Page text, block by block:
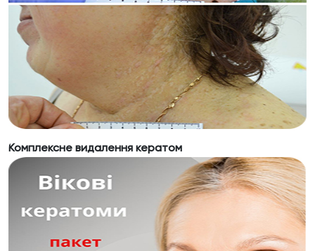
Комплексне видалення кератом